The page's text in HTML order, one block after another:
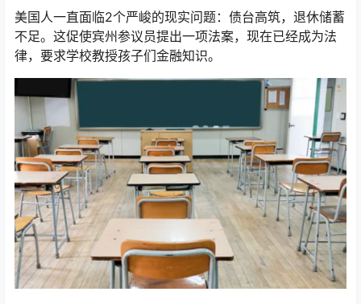
美国人一直面临2个严峻的现实问题：债台高筑，退休储蓄
不足。这促使宾州参议员提出一项法案，现在已经成为法
律，要求学校教授孩子们金融知识。